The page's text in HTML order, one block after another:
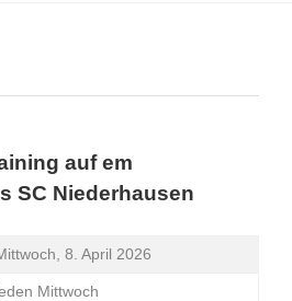
auf em
SC Niederhausen
8. April 2026
Mittwoch